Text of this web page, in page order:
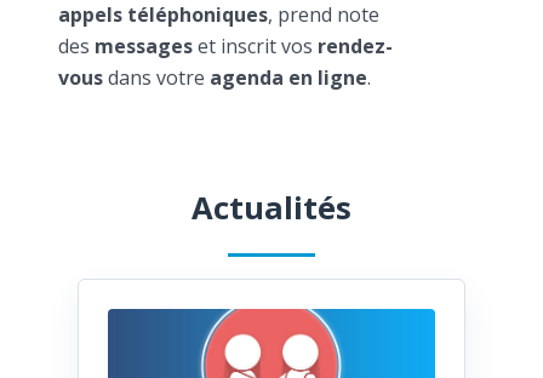
appels téléphoniques, prend note
des messageset inscrit vos rendez-
vousdans votre agenda en ligne.
Actualités